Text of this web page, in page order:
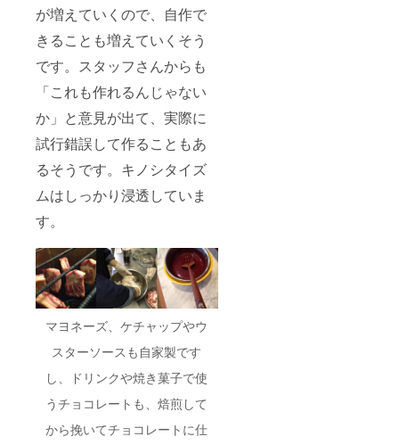
が増えていくので、自作で
きることも増えていくそう
です。スタッフさんからも
「これも作れるんじゃない
か」と意見が出て、実際に
試行錯誤して作ることもあ
るそうです。キノシタイズ
ムはしっかり浸透していま
す。
マヨネーズ、ケチャップやウ
スターソースも自家製です
し、ドリンクや焼き菓子で使
うチョコレートも、焙煎して
から挽いてチョコレートに仕